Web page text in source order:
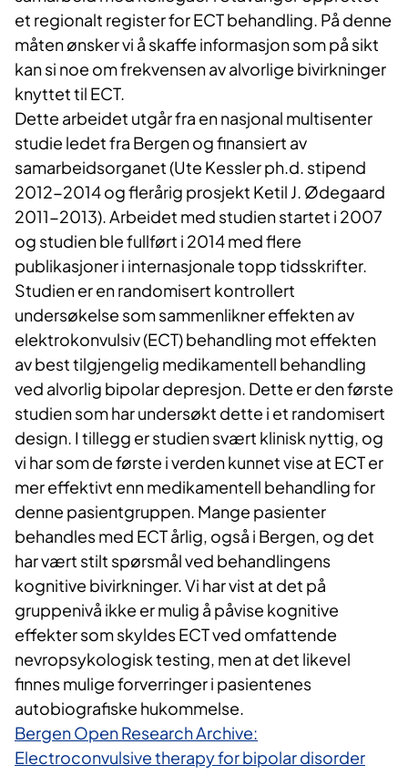
et regionalt register for ECT behandling. På denne
måten ønsker vi å skaffe informasjon som på sikt
kan si noe om frekvensen av alvorlige bivirkninger
knyttet til ECT.
Dette arbeidet utgår fra en nasjonal multisenter
studie ledet fra Bergen og finansiert av
samarbeidsorganet (Ute Kessler ph.d. stipend
2012-2014 og flerårig prosjekt Ketil J. Ødegaard
2011-2013). Arbeidet med studien startet i 2007
og studien ble fullført i 2014 med flere
publikasjoner i internasjonale topp tidsskrifter.
Studien er en randomisert kontrollert
undersøkelse som sammenlikner effekten av
elektrokonvulsiv (ECT) behandling mot effekten
av best tilgjengelig medikamentell behandling
ved alvorlig bipolar depresjon. Dette er den første
studien som har undersøkt dette i et randomisert
design. I tillegg er studien svært klinisk nyttig, og
vi har som de første i verden kunnet vise at ECT er
mer effektivt enn medikamentell behandling for
denne pasientgruppen. Mange pasienter
behandles med ECT årlig, også i Bergen, og det
har vært stilt spørsmål ved behandlingens
kognitive bivirkninger. Vi har vist at det på
gruppenivå ikke er mulig å påvise kognitive
effekter som skyldes ECT ved omfattende
nevropsykologisk testing, men at det likevel
finnes mulige forverringer i pasientenes
autobiografiske hukommelse. ​
Bergen Open Research Archive:
Electroconvulsive therapy for bipolar disorder